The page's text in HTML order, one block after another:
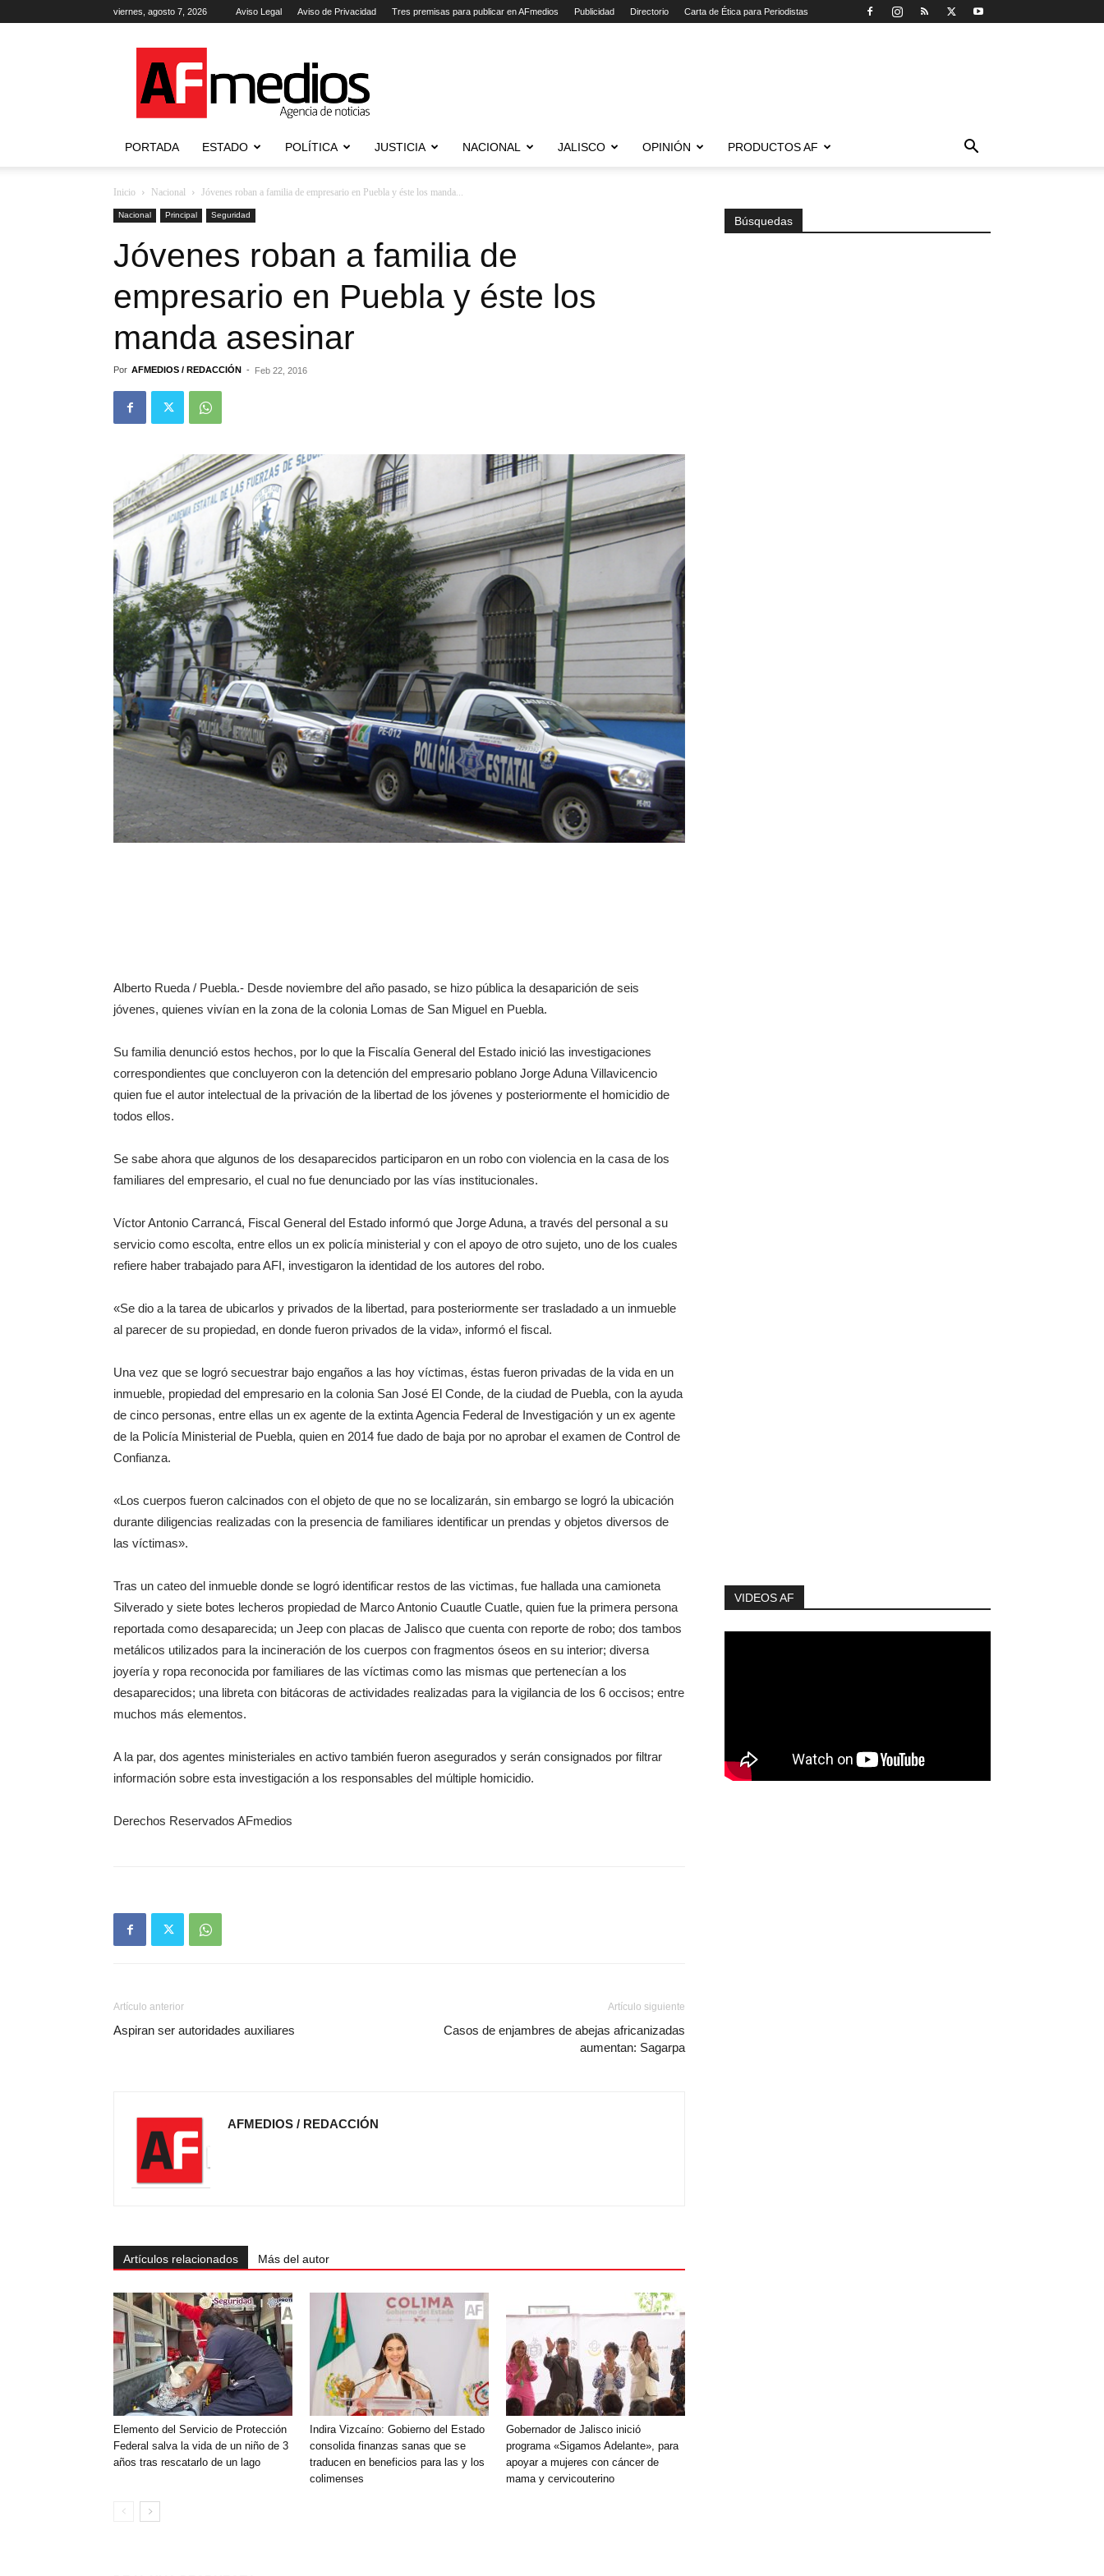
viernes, agosto 7, 2026 Aviso Legal Aviso de Privacidad Tres premisas para publicar en AFmedios Publicidad Directorio Carta de Ética para Periodistas
Agencia
de
Noticias
PORTADA ESTADO POLÍTICA JUSTICIA NACIONAL JALISCO OPINIÓN PRODUCTOS AF
Inicio Nacional Jóvenes roban a familia de empresario en Puebla y éste los manda...
Nacional Principal Seguridad
Jóvenes roban a familia de
empresario en Puebla y éste los
manda asesinar
Por AFMEDIOS / REDACCIÓN - Feb 22, 2016
Alberto Rueda / Puebla.- Desde noviembre del año pasado, se hizo pública la desaparición de seis
jóvenes, quienes vivían en la zona de la colonia Lomas de San Miguel en Puebla.
Su familia denunció estos hechos, por lo que la Fiscalía General del Estado inició las investigaciones
correspondientes que concluyeron con la detención del empresario poblano Jorge Aduna Villavicencio
quien fue el autor intelectual de la privación de la libertad de los jóvenes y posteriormente el homicidio de
todos ellos.
Se sabe ahora que algunos de los desaparecidos participaron en un robo con violencia en la casa de los
familiares del empresario, el cual no fue denunciado por las vías institucionales.
Víctor Antonio Carrancá, Fiscal General del Estado informó que Jorge Aduna, a través del personal a su
servicio como escolta, entre ellos un ex policía ministerial y con el apoyo de otro sujeto, uno de los cuales
refiere haber trabajado para AFI, investigaron la identidad de los autores del robo.
«Se dio a la tarea de ubicarlos y privados de la libertad, para posteriormente ser trasladado a un inmueble
al parecer de su propiedad, en donde fueron privados de la vida», informó el fiscal.
Una vez que se logró secuestrar bajo engaños a las hoy víctimas, éstas fueron privadas de la vida en un
inmueble, propiedad del empresario en la colonia San José El Conde, de la ciudad de Puebla, con la ayuda
de cinco personas, entre ellas un ex agente de la extinta Agencia Federal de Investigación y un ex agente
de la Policía Ministerial de Puebla, quien en 2014 fue dado de baja por no aprobar el examen de Control de
Confianza.
«Los cuerpos fueron calcinados con el objeto de que no se localizarán, sin embargo se logró la ubicación
durante diligencias realizadas con la presencia de familiares identificar un prendas y objetos diversos de
las víctimas».
Tras un cateo del inmueble donde se logró identificar restos de las victimas, fue hallada una camioneta
Silverado y siete botes lecheros propiedad de Marco Antonio Cuautle Cuatle, quien fue la primera persona
reportada como desaparecida; un Jeep con placas de Jalisco que cuenta con reporte de robo; dos tambos
metálicos utilizados para la incineración de los cuerpos con fragmentos óseos en su interior; diversa
joyería y ropa reconocida por familiares de las víctimas como las mismas que pertenecían a los
desaparecidos; una libreta con bitácoras de actividades realizadas para la vigilancia de los 6 occisos; entre
muchos más elementos.
A la par, dos agentes ministeriales en activo también fueron asegurados y serán consignados por filtrar
información sobre esta investigación a los responsables del múltiple homicidio.
Derechos Reservados AFmedios
Artículo anterior
Aspiran ser autoridades auxiliares
Artículo siguiente
Casos de enjambres de abejas africanizadas
aumentan: Sagarpa
AFMEDIOS / REDACCIÓN
Artículos relacionados Más del autor
Elemento del Servicio de Protección
Federal salva la vida de un niño de 3
años tras rescatarlo de un lago
Indira Vizcaíno: Gobierno del Estado
consolida finanzas sanas que se
traducen en beneficios para las y los
colimenses
Gobernador de Jalisco inició
programa «Sigamos Adelante», para
apoyar a mujeres con cáncer de
mama y cervicouterino
Búsquedas
VIDEOS AF